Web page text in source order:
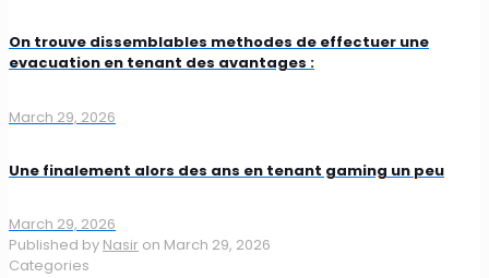
On trouve dissemblables methodes de effectuer une
evacuation en tenant des avantages :
March 29, 2026
Une finalement alors des ans en tenant gaming un peu
March 29, 2026
Published by Nasir on March 29, 2026
Categories